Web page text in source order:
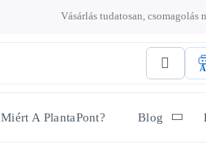
Vásárlás tudatosan, csomagolás
Miért A PlantaPont? Blog